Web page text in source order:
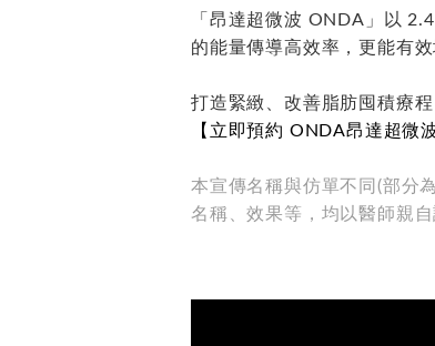
「昂達超微波 ONDA」以
的能量傳導高效率，更能有
打造緊緻、改善脂肪囤積療
【立即預約 ONDA昂達超微波
本宣傳名稱與仿單不同(部分
名稱、效果等，均以醫師親自